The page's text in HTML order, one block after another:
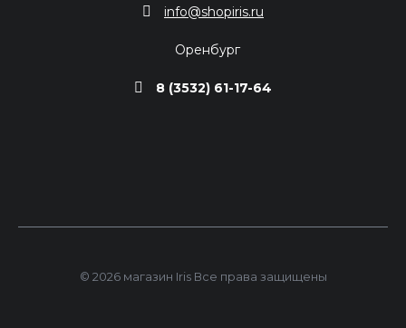
info@shopiris.ru
Оренбург
8 (3532) 61-17-64
© 2026 магазин Iris Все права защищены